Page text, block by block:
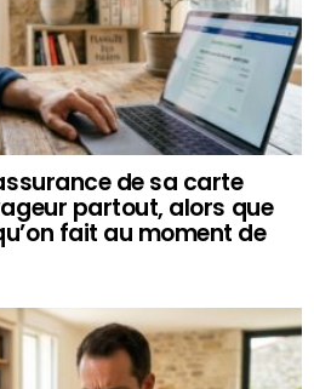
de sa carte
partout, alors que
fait au moment de